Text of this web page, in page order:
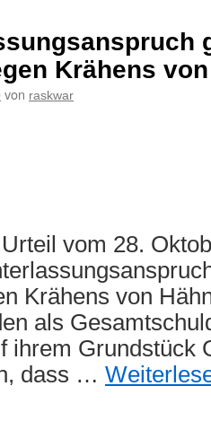
Krähens
von raskwar
vom 28.
Krähens von
als
ihrem Grundstück
dass …